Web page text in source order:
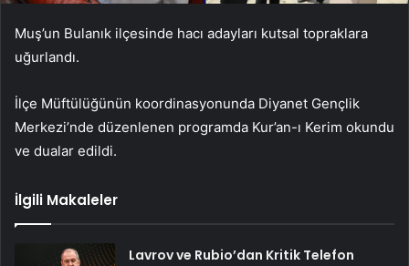
Muş’un Bulanık ilçesinde hacı adayları kutsal topraklara
uğurlandı.
İlçe Müftülüğünün koordinasyonunda Diyanet Gençlik
Merkezi’nde düzenlenen programda Kur’an-ı Kerim okundu
ve dualar edildi.
İlgili Makaleler
Lavrov ve Rubio’dan Kritik Telefon